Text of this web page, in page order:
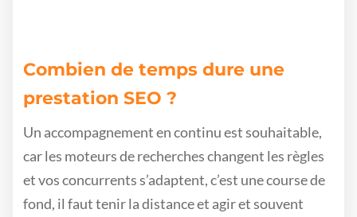
Combien de temps dure une
prestation SEO ?
Un accompagnement en continu est souhaitable,
car les moteurs de recherches changent les règles
et vos concurrents s’adaptent, c’est une course de
fond, il faut tenir la distance et agir et souvent